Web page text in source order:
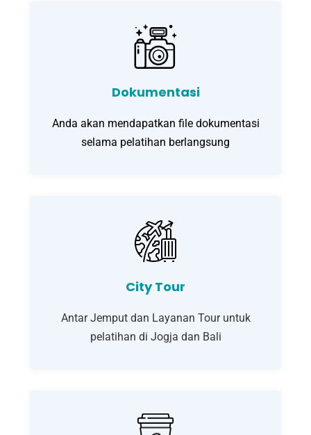
Dokumentasi
Anda akan mendapatkan file dokumentasi
selama pelatihan berlangsung
City Tour
Antar Jemput dan Layanan Tour untuk
pelatihan di Jogja dan Bali